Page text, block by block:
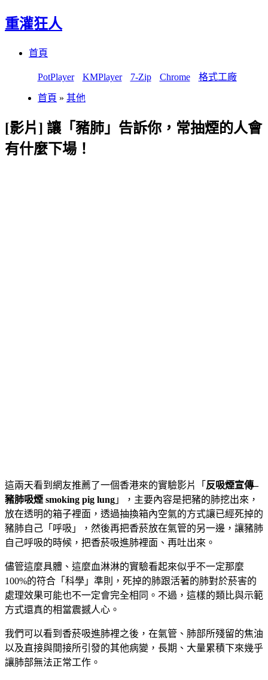
重灌狂人
首頁
PotPlayer KMPlayer 7-Zip Chrome 格式工廠
首頁 » 其他
[影片] 讓「豬肺」告訴你，常抽煙的人會
有什麼下場！
這兩天看到網友推薦了一個香港來的實驗影片「 反吸煙宣傳–
豬肺吸煙 smoking pig lung 」，主要內容是把豬的肺挖出來，
放在透明的箱子裡面，透過抽換箱內空氣的方式讓已經死掉的
豬肺自己「呼吸」，然後再把香菸放在氣管的另一邊，讓豬肺
自己呼吸的時候，把香菸吸進肺裡面、再吐出來。
儘管這麼具體、這麼血淋淋的實驗看起來似乎不一定那麼
100%的符合「科學」準則，死掉的肺跟活著的肺對於菸害的
處理效果可能也不一定會完全相同。不過，這樣的類比與示範
方式還真的相當震撼人心。
我們可以看到香菸吸進肺裡之後，在氣管、肺部所殘留的焦油
以及直接與間接所引發的其他病變，長期、大量累積下來幾乎
讓肺部無法正常工作。